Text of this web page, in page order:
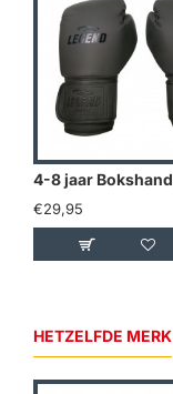
€29,95
HETZELFDE MERK